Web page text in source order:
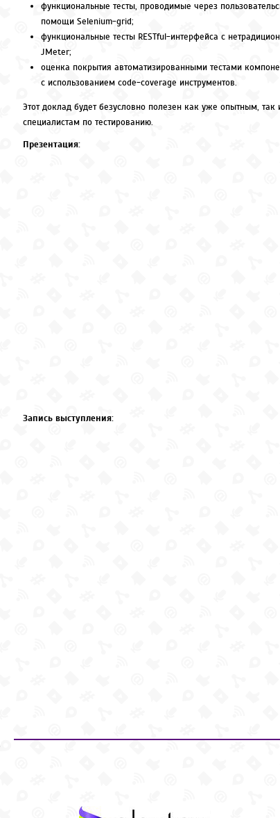
функциональные тесты, проводимые через
помощи Selenium-grid;
функциональные тесты RESTful-интерфейса с
JMeter;
оценка покрытия автоматизированными тестами
с использованием code-coverage инструментов.
Этот доклад будет безусловно полезен как уже опытным,
специалистам по тестированию.
Презентация:
Запись выступления: